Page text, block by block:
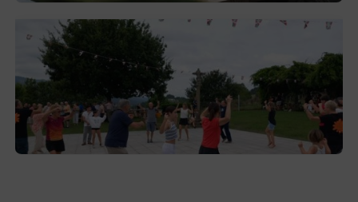
Gerediaga inicia sus fiestas con una cena
y la romería de Ansorregi eta Larrañaga
2026-08-03